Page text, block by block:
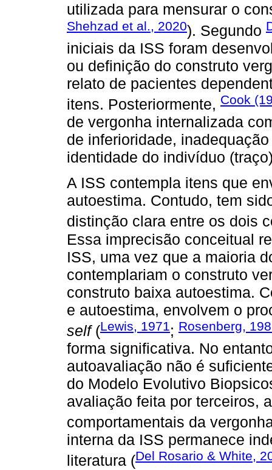
utilizada para mensurar o
Shehzad et al., 2020). Segundo
iniciais da ISS foram
ou definição do construto
relato de pacientes
itens. Posteriormente, Cook
de vergonha internalizada
de inferioridade,
identidade do indivíduo
A ISS contempla itens que
autoestima. Contudo, tem
distinção clara entre os dois
Essa imprecisão conceitual
ISS, uma vez que a maioria
contemplariam o construto
construto baixa autoestima.
e autoestima, envolvem o
self(Lewis, 1971; Rosenberg,
forma significativa. No
autoavaliação não é
do Modelo Evolutivo
avaliação feita por terceiros,
comportamentais da
interna da ISS permanece
literatura (Del Rosario & White,